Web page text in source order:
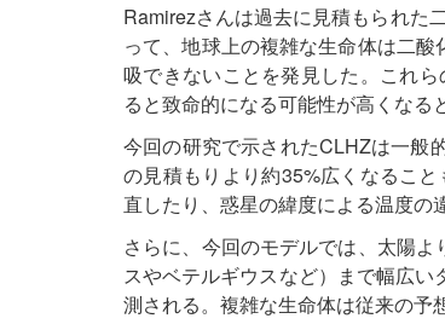
Ramirezさんは過去に見積もられた
って、地球上の複雑な生命体は二
吸できないことを発見した。これ
ると致命的になる可能性が高くなる
今回の研究で示されたCLHZは一般
の見積もりより約35%広くなるこ
直したり、惑星の緯度による温度の
さらに、今回のモデルでは、太陽
スやベテルギウスなど）まで幅広
測される。複雑な生命体は従来の予